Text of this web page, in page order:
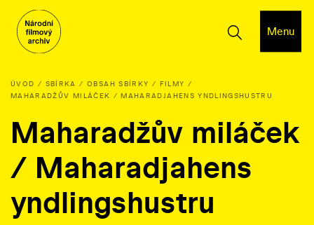
Menu
ÚVOD SBÍRKA OBSAH SBÍRKY
FILMY
MAHARADŽŮV MILÁČEK / MAHARADJAHENS YNDLINGSHUSTRU
Maharadžův miláček
/ Maharadjahens
yndlingshustru